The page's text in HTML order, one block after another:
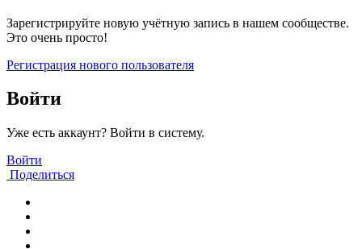
Зарегистрируйте новую учётную запись в нашем сообществе.
Это очень просто!
Регистрация нового пользователя
Войти
Уже есть аккаунт? Войти в систему.
Войти
Поделиться